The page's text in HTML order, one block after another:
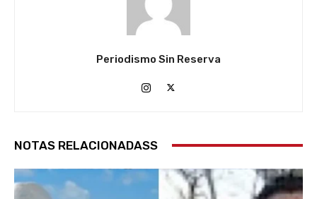
Periodismo Sin Reserva
NOTAS RELACIONADASS